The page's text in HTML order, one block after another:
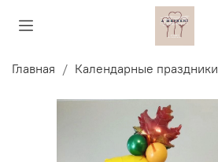
Главная Календарные праздники